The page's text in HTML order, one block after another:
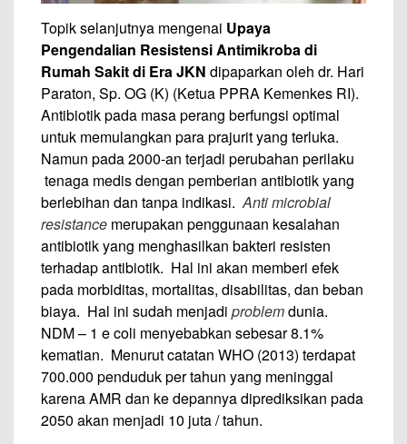
Topik selanjutnya mengenai Upaya
Pengendalian Resistensi Antimikroba di
Rumah Sakit di Era JKN dipaparkan oleh dr. Hari
Paraton, Sp. OG (K) (Ketua PPRA Kemenkes RI).
Antibiotik pada masa perang berfungsi optimal
untuk memulangkan para prajurit yang terluka.
Namun pada 2000-an terjadi perubahan perilaku
tenaga medis dengan pemberian antibiotik yang
berlebihan dan tanpa indikasi.Anti microbial
resistance merupakan penggunaan kesalahan
antibiotik yang menghasilkan bakteri resisten
terhadap antibiotik. Hal ini akan memberi efek
pada morbiditas, mortalitas, disabilitas, dan beban
biaya. Hal ini sudah menjadi problemdunia.
NDM – 1 e coli menyebabkan sebesar 8.1%
kematian. Menurut catatan WHO (2013) terdapat
700.000 penduduk per tahun yang meninggal
karena AMR dan ke depannya diprediksikan pada
2050 akan menjadi 10 juta / tahun.